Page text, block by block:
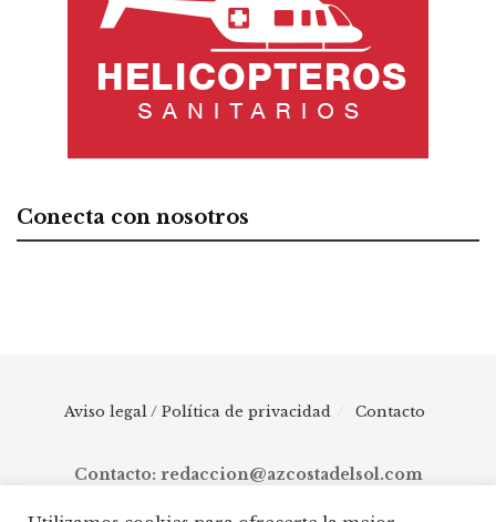
Conecta con nosotros
Aviso legal / Política de privacidad Contacto
Contacto: redaccion@azcostadelsol.com